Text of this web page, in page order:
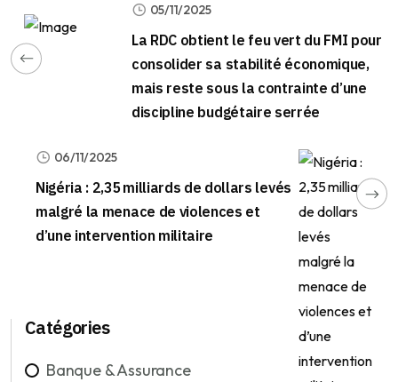
05/11/2025
La RDC obtient le feu vert du FMI pour
consolider sa stabilité économique,
mais reste sous la contrainte d’une
discipline budgétaire serrée
06/11/2025
Nigéria : 2,35 milliards de dollars levés
malgré la menace de violences et
d’une intervention militaire
Catégories
Banque & Assurance